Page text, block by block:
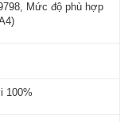
Mức độ phù hợp
100%